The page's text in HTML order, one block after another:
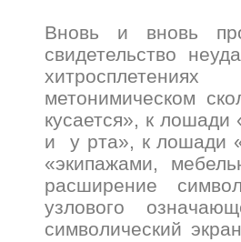
Вновь и вновь
свидетельство
метонимическом
кусается», к лошади
и у рта», к лошади
«экипажами,
расширение
узлового
символический